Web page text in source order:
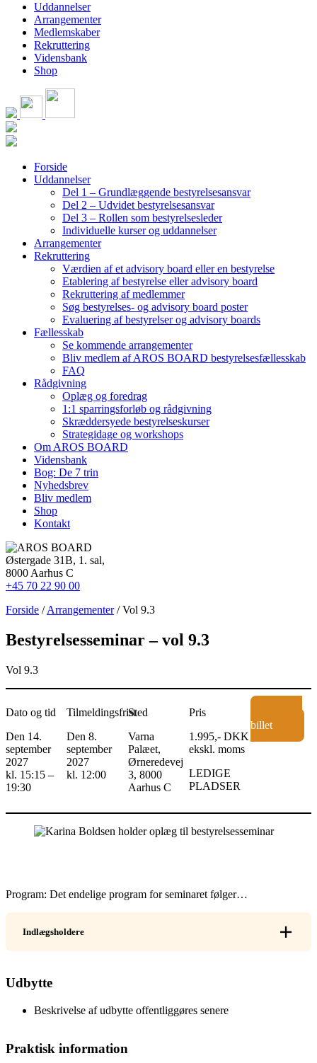
contentUddannelser
Arrangementer
Medlemskaber
Rekruttering
Vidensbank
Shop
Forside
Uddannelser
Del 1 – Grundlæggende bestyrelsesansvar
Del 2 – Udvidet bestyrelsesansvar
Del 3 – Rollen som bestyrelsesleder
Individuelle kurser og uddannelser
Arrangementer
Rekruttering
Værdien af et advisory board eller en bestyrelse
Etablering af bestyrelse eller advisory board
Rekruttering af medlemmer
Søg bestyrelses- og advisory board poster
Evaluering af bestyrelser og advisory boards
Fællesskab
Se kommende arrangementer
Bliv medlem af AROS BOARD bestyrelsesfællesskab
FAQ
Rådgivning
Oplæg og foredrag
1:1 sparringsforløb og rådgivning
Skræddersyede bestyrelseskurser
Strategidage og workshops
Om AROS BOARD
Vidensbank
Bog: De 7 trin
Nyhedsbrev
Bliv medlem
Shop
Kontakt
Østergade 31B, 1. sal,
8000 Aarhus C
+45 70 22 90 00
Forside /Arrangementer/ Vol 9.3
Bestyrelsesseminar – vol 9.3
Vol 9.3
Dato og tid
Den 14.
september
2027
kl. 15:15 –
19:30
Tilmeldingsfrist
Den 8.
september
2027
kl. 12:00
Sted
Varna
Palæet,
Ørneredevej
3, 8000
Aarhus C
Pris
1.995,- DKK
ekskl. moms
LEDIGE
PLADSER
billet
Program: Det endelige program for seminaret følger…
Indlægsholdere
Udbytte
Beskrivelse af udbytte offentliggøres senere
Praktisk information